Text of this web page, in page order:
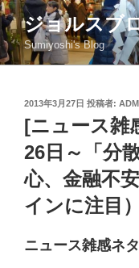
コ
ン
テ
ン
ジョルスブ
Sumiyoshi's Blog
投
稿
日:
2013年3月27日 投稿者:
[ニュース雑
26日～「分
心、金融不
インに注目）
ニュース雑感ネタ